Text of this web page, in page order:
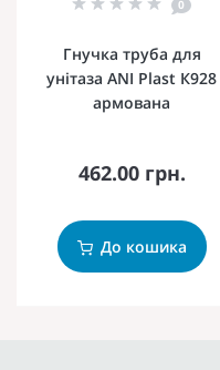
0
Гнучка труба для
унітаза ANI Plast К928
армована
462.00 грн.
До кошика